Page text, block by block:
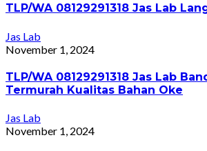
TLP/WA 08129291318 Jas Lab
Jas Lab
November 1, 2024
TLP/WA 08129291318 Jas Lab
Termurah Kualitas Bahan Oke
Jas Lab
November 1, 2024